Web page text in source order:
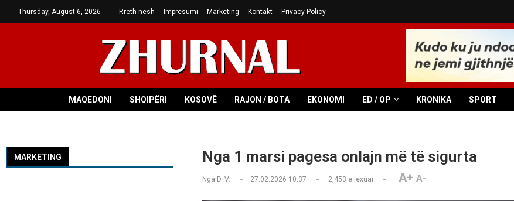
Thursday, August 6, 2026 Rreth nesh Impresumi Marketing Kontakt Privacy Policy
MAQEDONI SHQIPËRI KOSOVË RAJON / BOTA EKONOMI ED / OP KRONIKA SPORT
Nga 1 marsi pagesa onlajn më të sigurta
Nga D. V. 27.02.2026 10:37 2,453 e lexuar A+ A-
MARKETING